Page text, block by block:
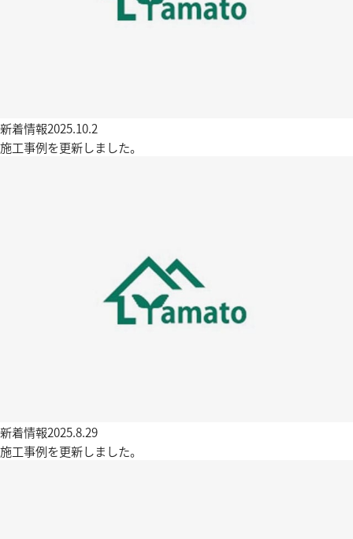
新着情報2025.10.2
施工事例を更新しました。
新着情報2025.8.29
施工事例を更新しました。